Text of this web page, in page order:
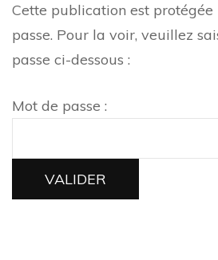
Cette publication est
passe. Pour la voir, veuillez
passe ci-dessous :
Mot de passe :